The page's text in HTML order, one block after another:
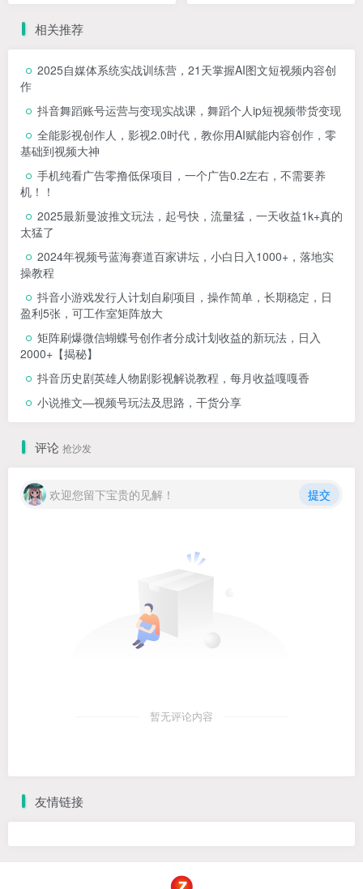
相关推荐
2025自媒体系统实战训练营，21天掌握AI图文短视频内容创
作
抖音舞蹈账号运营与变现实战课，舞蹈个人ip短视频带货变现
全能影视创作人，影视2.0时代，教你用AI赋能内容创作，​零
基础到视频大神
手机纯看广告零撸低保项目，一个广告0.2左右，不需要养
机！！
2025最新曼波推文玩法，起号快，流量猛，一天收益1k+真的
太猛了
2024年视频号蓝海赛道百家讲坛，小白日入1000+，落地实
操教程
抖音小游戏发行人计划自刷项目，操作简单，长期稳定，日
盈利5张，可工作室矩阵放大
矩阵刷爆微信蝴蝶号创作者分成计划收益的新玩法，日入
2000+【揭秘】
抖音历史剧英雄人物剧影视解说教程，每月收益嘎嘎香
小说推文—视频号玩法及思路，干货分享
评论 抢沙发
欢迎您留下宝贵的见解！ 提交
暂无评论内容
友情链接